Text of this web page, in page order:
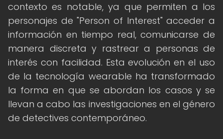
contexto es notable, ya que permiten a los
personajes de "Person of Interest" acceder a
información en tiempo real, comunicarse de
manera discreta y rastrear a personas de
interés con facilidad. Esta evolución en el uso
de la tecnología wearable ha transformado
la forma en que se abordan los casos y se
llevan a cabo las investigaciones en el género
de detectives contemporáneo.